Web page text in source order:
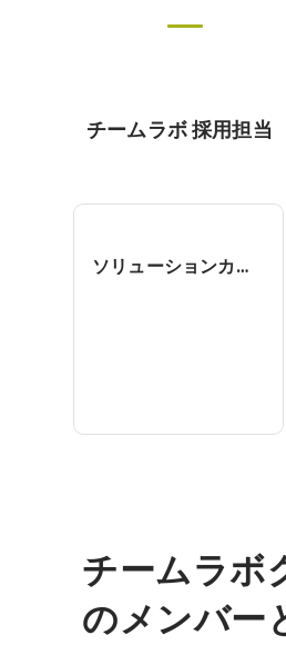
チームラボ 採用担当
ソリューションカタリスト
チームラボ
のメンバー